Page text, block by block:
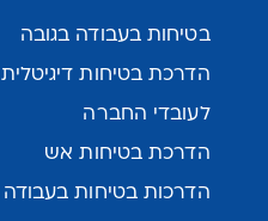
בטיחות בעבודה בגובה
הדרכת בטיחות דיגיטלית
לעובדי החברה
הדרכת בטיחות אש
הדרכות בטיחות בעבודה